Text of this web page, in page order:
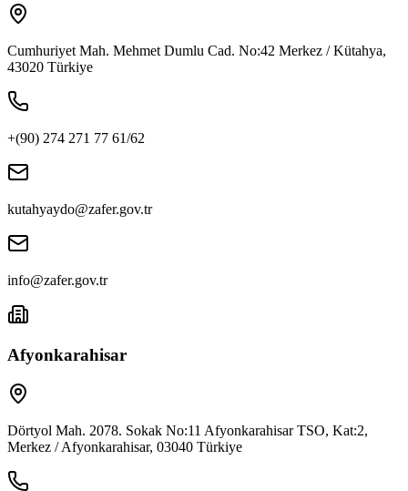
Cumhuriyet Mah. Mehmet Dumlu Cad. No:42 Merkez / Kütahya,
43020 Türkiye
+(90) 274 271 77 61/62
kutahyaydo@zafer.gov.tr
info@zafer.gov.tr
Afyonkarahisar
Dörtyol Mah. 2078. Sokak No:11 Afyonkarahisar TSO, Kat:2,
Merkez / Afyonkarahisar, 03040 Türkiye